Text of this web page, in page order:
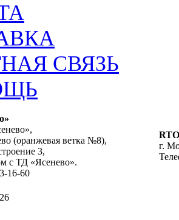
СВЯЗЬ
(оранжевая ветка №8),
3,
с ТД «Ясенево».
16-60
г.